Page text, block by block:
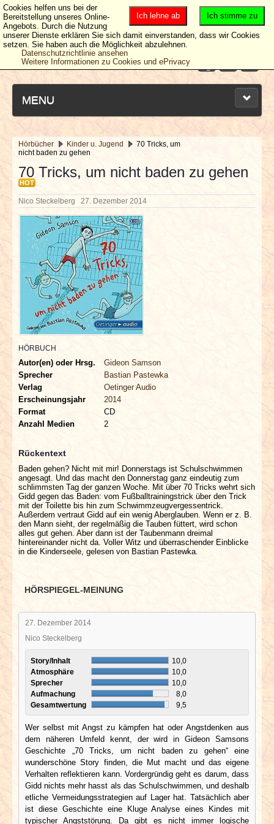
MENU
NEUESTE ARTIKEL
NEWS & DATES
BERICHTE
VERLOSUNGEN
INTERVIEWS
SPECIALS
REDAKTION
LINKS
ARCHIV
Hörbücher Kinder u. Jugend
70 Tricks, um
nicht baden zu gehen
70 Tricks, um nicht baden zu gehen
HOT
Nico Steckelberg 27. Dezember 2014
HÖRBUCH
Autor(en) oder Hrsg.
Gideon Samson
Sprecher
Bastian Pastewka
Verlag
Oetinger Audio
Erscheinungsjahr
2014
Format
CD
Anzahl Medien
2
Rückentext
Baden gehen? Nicht mit mir! Donnerstags ist Schulschwimmen
angesagt. Und das macht den Donnerstag ganz eindeutig zum
schlimmsten Tag der ganzen Woche. Mit über 70 Tricks wehrt sich
Gidd gegen das Baden: vom Fußballtrainingstrick über den Trick
mit der Toilette bis hin zum Schwimmzeugvergessentrick.
Außerdem vertraut Gidd auf ein wenig Aberglauben. Wenn er z. B.
den Mann sieht, der regelmäßig die Tauben füttert, wird schon
alles gut gehen. Aber dann ist der Taubenmann dreimal
hintereinander nicht da. Voller Witz und überraschender Einblicke
in die Kinderseele, gelesen von Bastian Pastewka.
HÖRSPIEGEL-MEINUNG
27. Dezember 2014
Nico Steckelberg
Story/Inhalt
10,0
Atmosphäre
10,0
Sprecher
10,0
Aufmachung
8,0
Gesamtwertung
9,5
Wer selbst mit Angst zu kämpfen hat oder Angstdenken aus
dem näheren Umfeld kennt, der wird in Gideon Samsons
Geschichte „70 Tricks, um nicht baden zu gehen“ eine
wunderschöne Story finden, die Mut macht und das eigene
Verhalten reflektieren kann. Vordergründig geht es darum, dass
Gidd nichts mehr hasst als das Schulschwimmen, und deshalb
etliche Vermeidungsstrategien auf Lager hat. Tatsächlich aber
ist diese Geschichte eine Kluge Analyse eines Kindes mit
typischer Angststörung. Da gibt es nicht immer logische
Ich stimme zu
Ich lehne ab
Cookies helfen uns bei der
Bereitstellung unseres Online-
Angebots. Durch die Nutzung
unserer Dienste erklären Sie sich damit einverstanden, dass wir Cookies
setzen. Sie haben auch die Möglichkeit abzulehnen.
Datenschutzrichtlinie ansehen
Weitere Informationen zu Cookies und ePrivacy